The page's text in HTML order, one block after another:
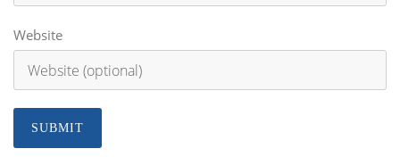
Website